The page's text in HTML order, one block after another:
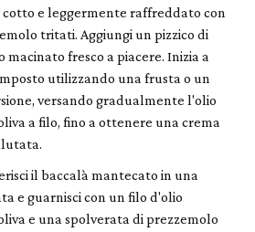
cotto e leggermente raffreddato con
tritati. Aggiungi un pizzico di
macinato fresco a piacere. Inizia a
utilizzando una frusta o un
versando gradualmente l'olio
a filo, fino a ottenere una crema
il baccalà mantecato in una
e guarnisci con un filo d'olio
e una spolverata di prezzemolo